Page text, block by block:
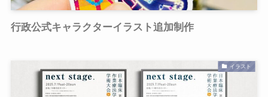
行政公式キャラクターイラスト追加制作
イラスト